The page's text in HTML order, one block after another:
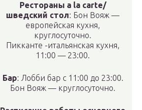
Рестораны a la carte/
шведский стол: Бон Вояж —
европейская кухня,
круглосуточно.
Пикканте -итальянская кухня,
11:00 — 23:00.
Бар: Лобби бар с 11:00 до 23:00.
Бон Вояж — круглосуточно.